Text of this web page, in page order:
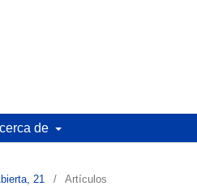
de
21 / Artículos